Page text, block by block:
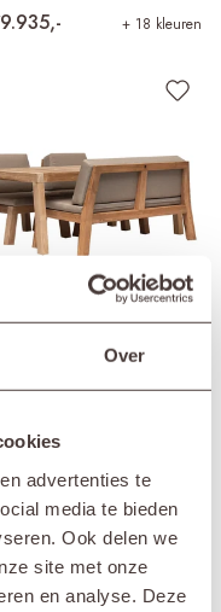
Over
advertenties te
media te bieden
Ook delen we
site met onze
en analyse. Deze
9.935,- + 18 kleuren
5.545,-